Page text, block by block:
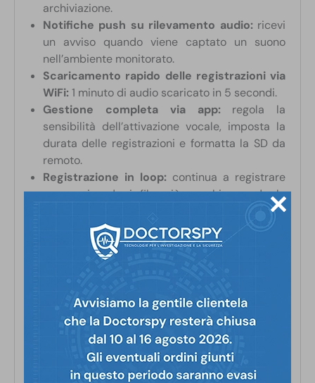
archiviazione.
Notifiche push su rilevamento audio: ricevi
un avviso quando viene captato un suono
nell’ambiente monitorato.
Scaricamento rapido delle registrazioni via
WiFi: 1 minuto di audio scaricato in 5 secondi.
Gestione completa via app: regola la
sensibilità dell’attivazione vocale, imposta la
durata delle registrazioni e formatta la SD da
remoto.
Registrazione in loop: continua a registrare
sovrascrivendo i file più vecchi quando la
Batteria tampone da 500mAh:mantiene il
dispositivo operativo anche senza
alimentazione per un massimo di 7 ore in
registrazione attiva e 7 giorni in sleep mode.
Esempi di utilizzo:
Monitoraggio discreto in casa o ufficio:
sorveglia l’ambiente senza destare sospetti.
Sicurezza personale:perfetto per monitorare
conversazioni importanti o raccogliere prove.